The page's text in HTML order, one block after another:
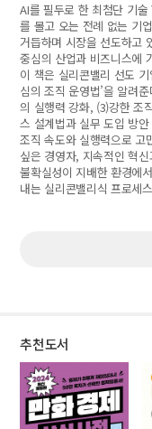
AI를 필두로 한 최첨단 기
를 몰고 오는 전례 없는 기
거듭하며 시장을 선도하고
중심의 산업과 비즈니스에
이 책은 실리콘밸리 선도
심의 조직 운영법’을 알려
의 실행력 강화, (3)강한 조
스 설계법과 실무 도입 방
조직 속도와 실행력으로 고
싶은 경영자, 지속적인 혁
불확실성이 지배한 환경에
내는 실리콘밸리식 프로세
추천도서